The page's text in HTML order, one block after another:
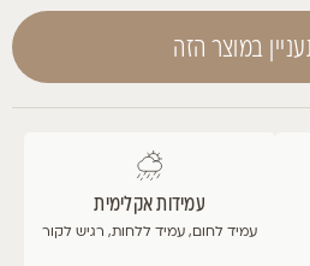
במוצר הזה
עמידות אקלימית
עמיד לחום, עמיד ללחות, רגיש לקור